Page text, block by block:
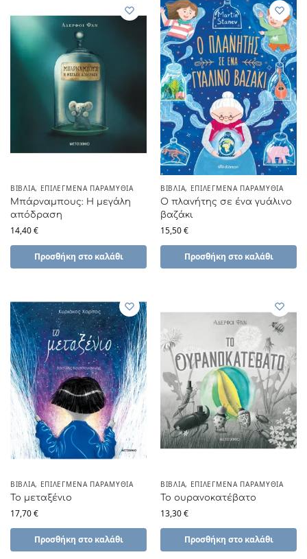
ΒΙΒΛΊΑ, ΕΠΙΛΕΓΜΈΝΑ ΠΑΡΑΜΎΘΙΑ
Μπάρναμπους: Η μεγάλη
απόδραση
14,40€
Προσθήκη στο καλάθι
ΒΙΒΛΊΑ, ΕΠΙΛΕΓΜΈΝΑ ΠΑΡΑΜΎΘΙΑ
Ο πλανήτης σε ένα γυάλινο
βαζάκι
15,50€
Προσθήκη στο καλάθι
ΒΙΒΛΊΑ, ΕΠΙΛΕΓΜΈΝΑ ΠΑΡΑΜΎΘΙΑ
Το μεταξένιο
17,70€
Προσθήκη στο καλάθι
ΒΙΒΛΊΑ, ΕΠΙΛΕΓΜΈΝΑ ΠΑΡΑΜΎΘΙΑ
Το ουρανοκατέβατο
13,30€
Προσθήκη στο καλάθι